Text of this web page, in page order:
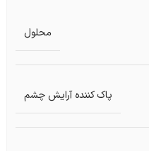
محلول
پاک کننده آرایش چشم